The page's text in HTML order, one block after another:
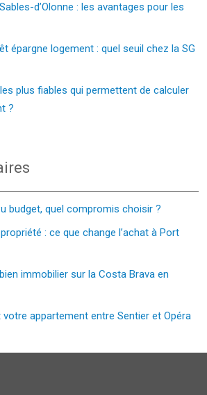
d’Olonne : les avantages pour les
épargne logement : quel seuil chez la SG
plus fiables qui permettent de calculer
?
budget, quel compromis choisir ?
: ce que change l’achat à Port
immobilier sur la Costa Brava en
appartement entre Sentier et Opéra